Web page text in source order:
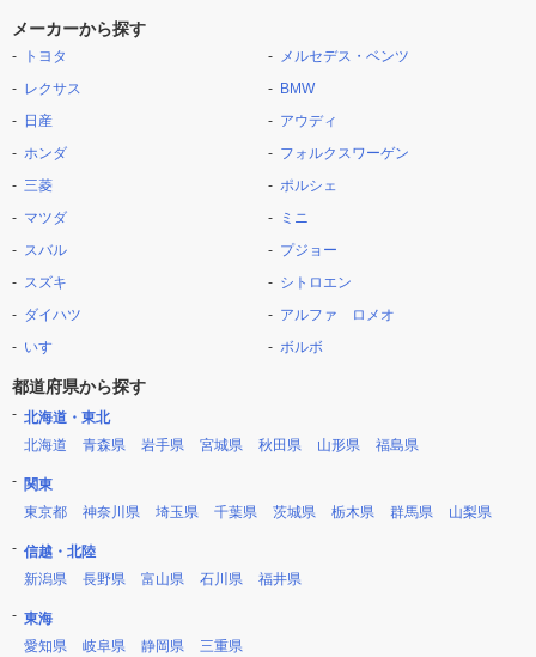
メーカーから探す
トヨタ
レクサス
日産
ホンダ
三菱
マツダ
スバル
スズキ
ダイハツ
いすゞ
メルセデス・ベンツ
BMW
アウディ
フォルクスワーゲン
ポルシェ
ミニ
プジョー
シトロエン
アルファ ロメオ
ボルボ
都道府県から探す
北海道・東北
北海道
青森県 岩手県 宮城県 秋田県 山形県 福島県
関東
東京都
神奈川県 埼玉県 千葉県 茨城県 栃木県 群馬県 山梨県
信越・北陸
新潟県
長野県 富山県 石川県 福井県
東海
愛知県
岐阜県 静岡県 三重県